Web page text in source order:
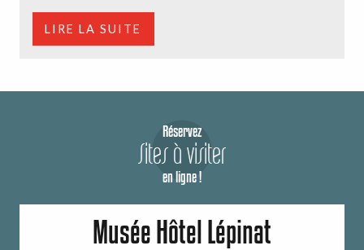
LIRE LA SUITE
Réservez
Sites à visiter
en ligne !
Musée Hôtel Lépinat